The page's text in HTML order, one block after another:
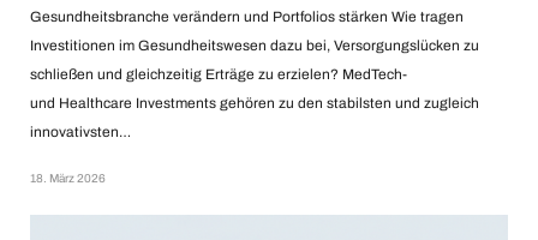
Gesundheitsbranche verändern und Portfolios stärken Wie tragen
Investitionen im Gesundheitswesen dazu bei, Versorgungslücken zu
schließen und gleichzeitig Erträge zu erzielen? MedTech-
und Healthcare Investments gehören zu den stabilsten und zugleich
innovativsten…
18. März 2026